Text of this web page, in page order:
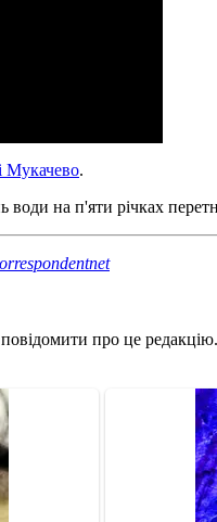
Мукачево.
води на п'яти річках
про це редакцію.